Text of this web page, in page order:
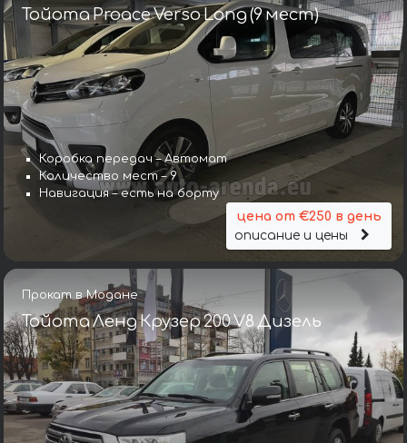
Тойота Proace Verso Long (9 мест)
Коробка передач – Автомат
Количество мест – 9
Навигация – есть на борту
цена от €250 в день
описание и цены
Прокат в Модане
Тойота Ленд Крузер 200 V8 Дизель